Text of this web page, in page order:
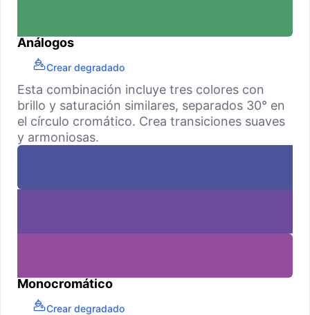
Análogos
Crear degradado
Esta combinación incluye tres colores con
brillo y saturación similares, separados 30° en
el círculo cromático. Crea transiciones suaves
y armoniosas.
Monocromático
Crear degradado